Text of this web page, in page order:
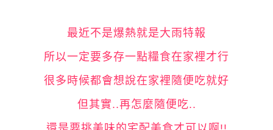
最近不是爆熱就是大雨特報
所以一定要多存一點糧食在家裡才行
很多時候都會想說在家裡隨便吃就好
但其實..再怎麼隨便吃..